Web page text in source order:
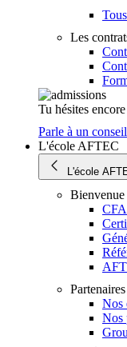
Les
Tu hésites
Parle à un
L'école AFTEC
L'école
Partenaires
Nos
Nos